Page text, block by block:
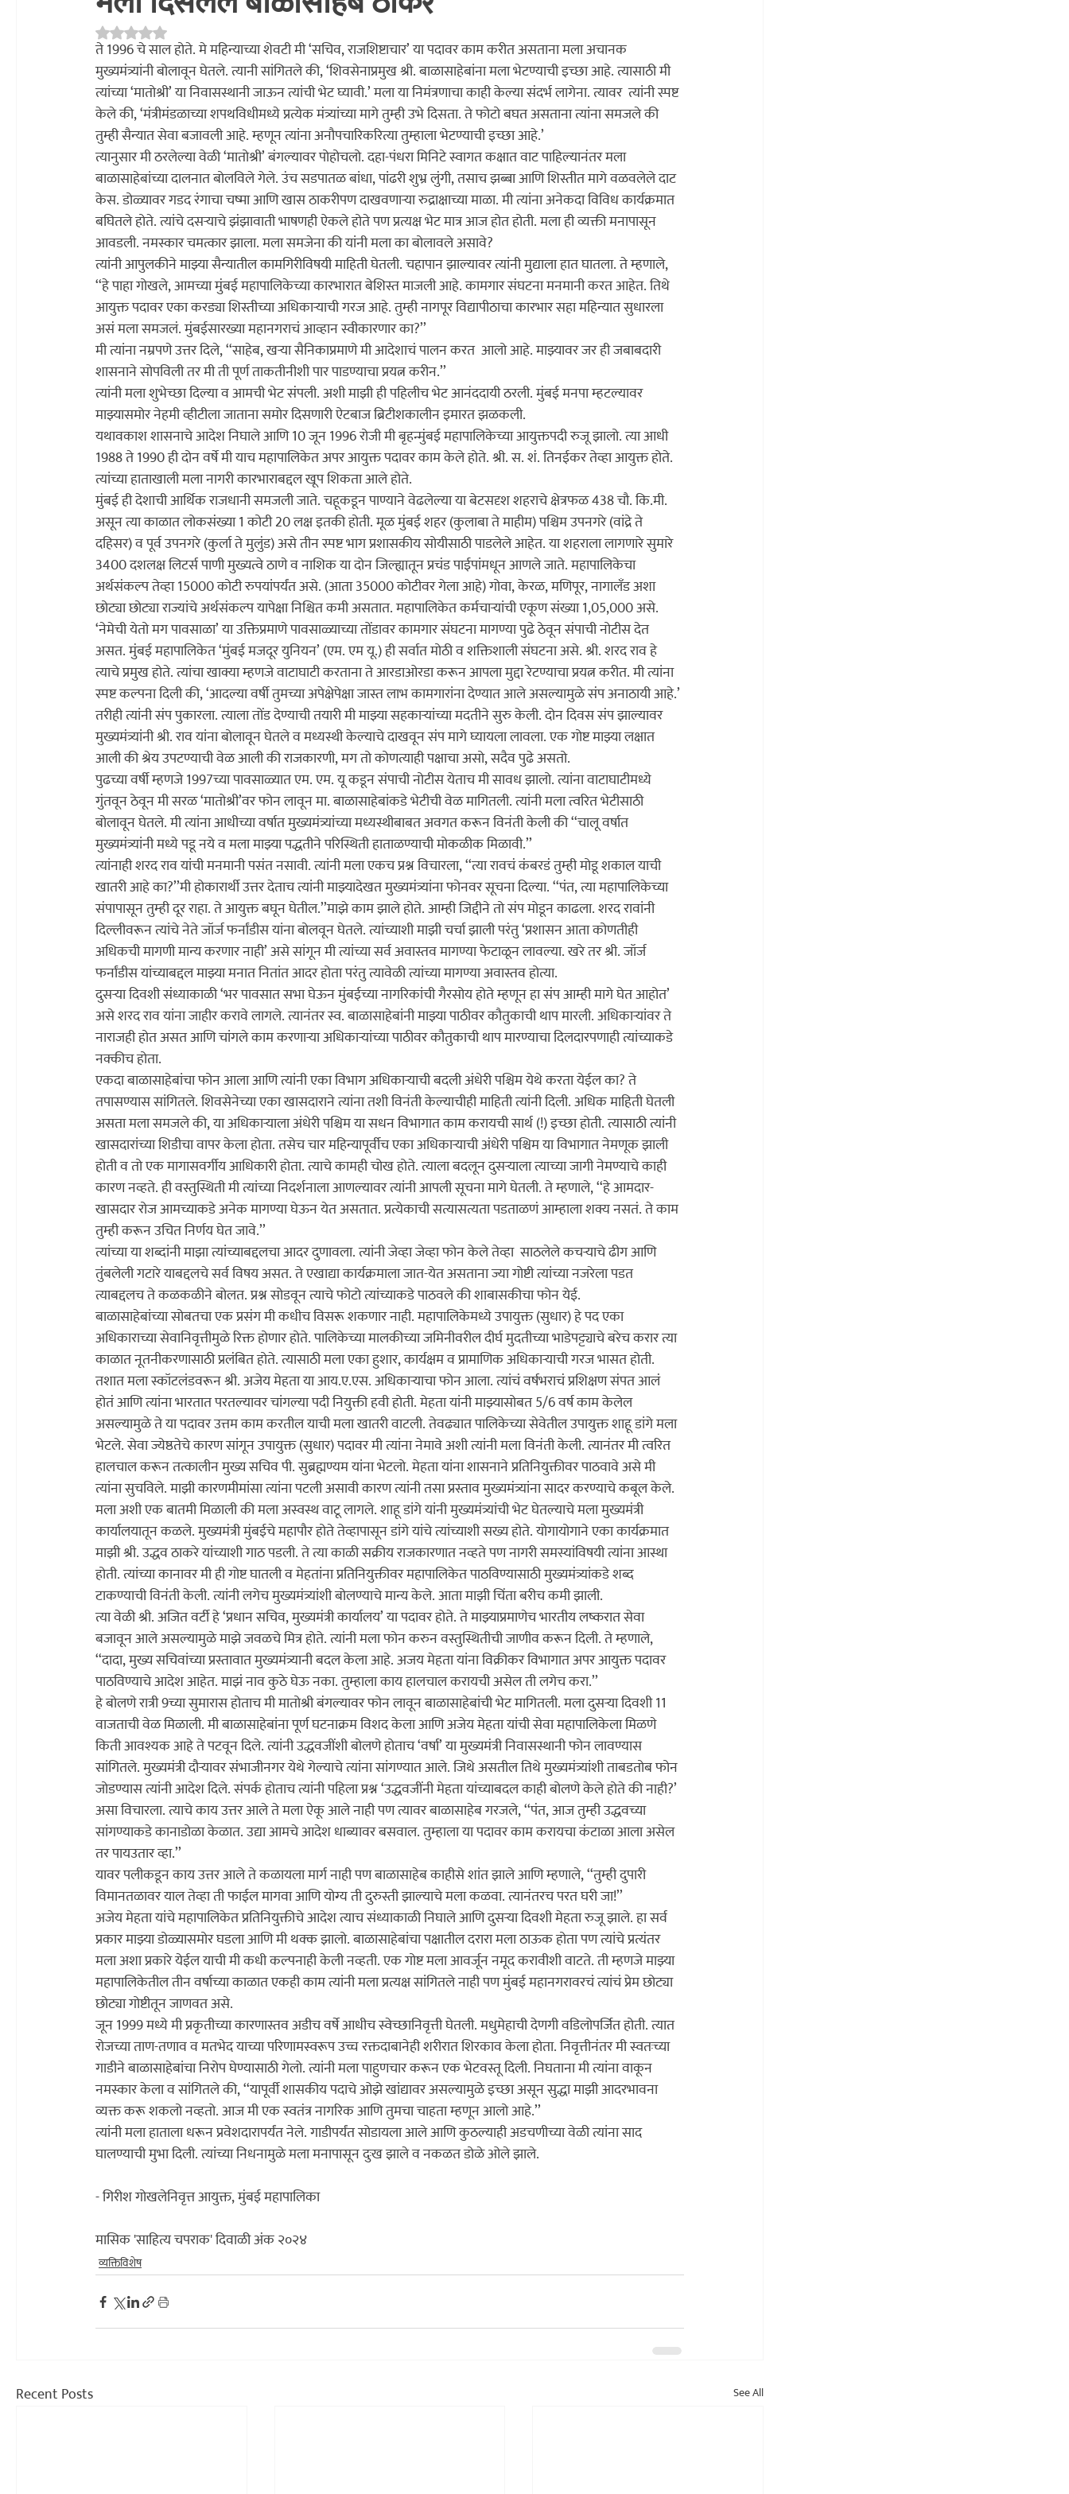
प्रकाशन साहित्य चपराक संशोधन सांस्कृतिक घनश्याम पाटील लेखमाला
Rated NaN out of 5 stars.
ते 1996 चे साल होते. मे महिन्याच्या शेवटी मी ‘सचिव, राजशिष्टाचार’ या पदावर काम करीत असताना मला अचानक
मुख्यमंत्र्यांनी बोलावून घेतले. त्यानी सांगितले की, ‘शिवसेनाप्रमुख श्री. बाळासाहेबांना मला भेटण्याची इच्छा आहे. त्यासाठी मी
त्यांच्या ‘मातोश्री’ या निवासस्थानी जाऊन त्यांची भेट घ्यावी.’ मला या निमंत्रणाचा काही केल्या संदर्भ लागेना. त्यावर  त्यांनी स्पष्ट
केले की, ‘मंत्रीमंडळाच्या शपथविधीमध्ये प्रत्येक मंत्र्यांच्या मागे तुम्ही उभे दिसता. ते फोटो बघत असताना त्यांना समजले की
तुम्ही सैन्यात सेवा बजावली आहे. म्हणून त्यांना अनौपचारिकरित्या तुम्हाला भेटण्याची इच्छा आहे.’
त्यानुसार मी ठरलेल्या वेळी ‘मातोश्री’ बंगल्यावर पोहोचलो. दहा-पंधरा मिनिटे स्वागत कक्षात वाट पाहिल्यानंतर मला
बाळासाहेबांच्या दालनात बोलविले गेले. उंच सडपातळ बांधा, पांढरी शुभ्र लुंगी, तसाच झब्बा आणि शिस्तीत मागे वळवलेले दाट
केस. डोळ्यावर गडद रंगाचा चष्मा आणि खास ठाकरीपण दाखवणार्‍या रुद्राक्षाच्या माळा. मी त्यांना अनेकदा विविध कार्यक्रमात
बघितले होते. त्यांचे दसर्‍याचे झंझावाती भाषणही ऐकले होते पण प्रत्यक्ष भेट मात्र आज होत होती. मला ही व्यक्ती मनापासून
आवडली. नमस्कार चमत्कार झाला. मला समजेना की यांनी मला का बोलावले असावे?
त्यांनी आपुलकीने माझ्या सैन्यातील कामगिरीविषयी माहिती घेतली. चहापान झाल्यावर त्यांनी मुद्याला हात घातला. ते म्हणाले,
‘‘हे पाहा गोखले, आमच्या मुंबई महापालिकेच्या कारभारात बेशिस्त माजली आहे. कामगार संघटना मनमानी करत आहेत. तिथे
आयुक्त पदावर एका करड्या शिस्तीच्या अधिकार्‍याची गरज आहे. तुम्ही नागपूर विद्यापीठाचा कारभार सहा महिन्यात सुधारला
असं मला समजलं. मुंबईसारख्या महानगराचं आव्हान स्वीकारणार का?’’
मी त्यांना नम्रपणे उत्तर दिले, ‘‘साहेब, खर्‍या सैनिकाप्रमाणे मी आदेशाचं पालन करत  आलो आहे. माझ्यावर जर ही जबाबदारी
शासनाने सोपविली तर मी ती पूर्ण ताकतीनीशी पार पाडण्याचा प्रयत्न करीन.’’
त्यांनी मला शुभेच्छा दिल्या व आमची भेट संपली. अशी माझी ही पहिलीच भेट आनंददायी ठरली. मुंबई मनपा म्हटल्यावर
माझ्यासमोर नेहमी व्हीटीला जाताना समोर दिसणारी ऐटबाज ब्रिटीशकालीन इमारत झळकली.
यथावकाश शासनाचे आदेश निघाले आणि 10 जून 1996 रोजी मी बृहन्मुंबई महापालिकेच्या आयुक्तपदी रुजू झालो. त्या आधी
1988 ते 1990 ही दोन वर्षे मी याच महापालिकेत अपर आयुक्त पदावर काम केले होते. श्री. स. शं. तिनईकर तेव्हा आयुक्त होते.
त्यांच्या हाताखाली मला नागरी कारभाराबद्दल खूप शिकता आले होते.
मुंबई ही देशाची आर्थिक राजधानी समजली जाते. चहूकडून पाण्याने वेढलेल्या या बेटसदृश शहराचे क्षेत्रफळ 438 चौ. कि.मी.
असून त्या काळात लोकसंख्या 1 कोटी 20 लक्ष इतकी होती. मूळ मुंबई शहर (कुलाबा ते माहीम) पश्चिम उपनगरे (वांद्रे ते
दहिसर) व पूर्व उपनगरे (कुर्ला ते मुलुंड) असे तीन स्पष्ट भाग प्रशासकीय सोयीसाठी पाडलेले आहेत. या शहराला लागणारे सुमारे
3400 दशलक्ष लिटर्स पाणी मुख्यत्वे ठाणे व नाशिक या दोन जिल्ह्यातून प्रचंड पाईपांमधून आणले जाते. महापालिकेचा
अर्थसंकल्प तेव्हा 15000 कोटी रुपयांपर्यंत असे. (आता 35000 कोटीवर गेला आहे) गोवा, केरळ, मणिपूर, नागालँड अशा
छोट्या छोट्या राज्यांचे अर्थसंकल्प यापेक्षा निश्चित कमी असतात. महापालिकेत कर्मचार्‍यांची एकूण संख्या 1,05,000 असे.
‘नेमेची येतो मग पावसाळा’ या उक्तिप्रमाणे पावसाळ्याच्या तोंडावर कामगार संघटना मागण्या पुढे ठेवून संपाची नोटीस देत
असत. मुंबई महापालिकेत ‘मुंबई मजदूर युनियन’ (एम. एम यू.) ही सर्वात मोठी व शक्तिशाली संघटना असे. श्री. शरद राव हे
त्याचे प्रमुख होते. त्यांचा खाक्या म्हणजे वाटाघाटी करताना ते आरडाओरडा करून आपला मुद्दा रेटण्याचा प्रयत्न करीत. मी त्यांना
स्पष्ट कल्पना दिली की, ‘आदल्या वर्षी तुमच्या अपेक्षेपेक्षा जास्त लाभ कामगारांना देण्यात आले असल्यामुळे संप अनाठायी आहे.’
तरीही त्यांनी संप पुकारला. त्याला तोंड देण्याची तयारी मी माझ्या सहकार्‍यांच्या मदतीने सुरु केली. दोन दिवस संप झाल्यावर
मुख्यमंत्र्यांनी श्री. राव यांना बोलावून घेतले व मध्यस्थी केल्याचे दाखवून संप मागे घ्यायला लावला. एक गोष्ट माझ्या लक्षात
आली की श्रेय उपटण्याची वेळ आली की राजकारणी, मग तो कोणत्याही पक्षाचा असो, सदैव पुढे असतो.
पुढच्या वर्षी म्हणजे 1997च्या पावसाळ्यात एम. एम. यू कडून संपाची नोटीस येताच मी सावध झालो. त्यांना वाटाघाटीमध्ये
गुंतवून ठेवून मी सरळ ‘मातोश्री’वर फोन लावून मा. बाळासाहेबांकडे भेटीची वेळ मागितली. त्यांनी मला त्वरित भेटीसाठी
बोलावून घेतले. मी त्यांना आधीच्या वर्षात मुख्यमंत्र्यांच्या मध्यस्थीबाबत अवगत करून विनंती केली की ‘‘चालू वर्षात
त्यांनाही शरद राव यांची मनमानी पसंत नसावी. त्यांनी मला एकच प्रश्न विचारला, ‘‘त्या रावचं कंबरडं तुम्ही मोडू शकाल याची
खातरी आहे का?’’मी होकारार्थी उत्तर देताच त्यांनी माझ्यादेखत मुख्यमंत्र्यांना फोनवर सूचना दिल्या. ‘‘पंत, त्या महापालिकेच्या
संपापासून तुम्ही दूर राहा. ते आयुक्त बघून घेतील.’’माझे काम झाले होते. आम्ही जिद्दीने तो संप मोडून काढला. शरद रावांनी
दिल्लीवरून त्यांचे नेते जॉर्ज फर्नांडीस यांना बोलवून घेतले. त्यांच्याशी माझी चर्चा झाली परंतु ‘प्रशासन आता कोणतीही
अधिकची मागणी मान्य करणार नाही’ असे सांगून मी त्यांच्या सर्व अवास्तव मागण्या फेटाळून लावल्या. खरे तर श्री. जॉर्ज
फर्नांडीस यांच्याबद्दल माझ्या मनात नितांत आदर होता परंतु त्यावेळी त्यांच्या मागण्या अवास्तव होत्या.
दुसर्‍या दिवशी संध्याकाळी ‘भर पावसात सभा घेऊन मुंबईच्या नागरिकांची गैरसोय होते म्हणून हा संप आम्ही मागे घेत आहोत’
असे शरद राव यांना जाहीर करावे लागले. त्यानंतर स्व. बाळासाहेबांनी माझ्या पाठीवर कौतुकाची थाप मारली. अधिकार्‍यांवर ते
नाराजही होत असत आणि चांगले काम करणार्‍या अधिकार्‍यांच्या पाठीवर कौतुकाची थाप मारण्याचा दिलदारपणाही त्यांच्याकडे
नक्कीच होता.
एकदा बाळासाहेबांचा फोन आला आणि त्यांनी एका विभाग अधिकार्‍याची बदली अंधेरी पश्चिम येथे करता येईल का? ते
तपासण्यास सांगितले. शिवसेनेच्या एका खासदाराने त्यांना तशी विनंती केल्याचीही माहिती त्यांनी दिली. अधिक माहिती घेतली
असता मला समजले की, या अधिकार्‍याला अंधेरी पश्चिम या सधन विभागात काम करायची सार्थ (!) इच्छा होती. त्यासाठी त्यांनी
खासदारांच्या शिडीचा वापर केला होता. तसेच चार महिन्यापूर्वीच एका अधिकार्‍याची अंधेरी पश्चिम या विभागात नेमणूक झाली
होती व तो एक मागासवर्गीय आधिकारी होता. त्याचे कामही चोख होते. त्याला बदलून दुसर्‍याला त्याच्या जागी नेमण्याचे काही
कारण नव्हते. ही वस्तुस्थिती मी त्यांच्या निदर्शनाला आणल्यावर त्यांनी आपली सूचना मागे घेतली. ते म्हणाले, ‘‘हे आमदार-
खासदार रोज आमच्याकडे अनेक मागण्या घेऊन येत असतात. प्रत्येकाची सत्यासत्यता पडताळणं आम्हाला शक्य नसतं. ते काम
तुम्ही करून उचित निर्णय घेत जावे.’’
त्यांच्या या शब्दांनी माझा त्यांच्याबद्दलचा आदर दुणावला. त्यांनी जेव्हा जेव्हा फोन केले तेव्हा  साठलेले कचर्‍याचे ढीग आणि
तुंबलेली गटारे याबद्दलचे सर्व विषय असत. ते एखाद्या कार्यक्रमाला जात-येत असताना ज्या गोष्टी त्यांच्या नजरेला पडत
त्याबद्दलच ते कळकळीने बोलत. प्रश्न सोडवून त्याचे फोटो त्यांच्याकडे पाठवले की शाबासकीचा फोन येई.
बाळासाहेबांच्या सोबतचा एक प्रसंग मी कधीच विसरू शकणार नाही. महापालिकेमध्ये उपायुक्त (सुधार) हे पद एका
अधिकाराच्या सेवानिवृत्तीमुळे रिक्त होणार होते. पालिकेच्या मालकीच्या जमिनीवरील दीर्घ मुदतीच्या भाडेपट्ट्याचे बरेच करार त्या
काळात नूतनीकरणासाठी प्रलंबित होते. त्यासाठी मला एका हुशार, कार्यक्षम व प्रामाणिक अधिकार्‍याची गरज भासत होती.
तशात मला स्कॉटलंडवरून श्री. अजेय मेहता या आय.ए.एस. अधिकार्‍याचा फोन आला. त्यांचं वर्षभराचं प्रशिक्षण संपत आलं
होतं आणि त्यांना भारतात परतल्यावर चांगल्या पदी नियुक्ती हवी होती. मेहता यांनी माझ्यासोबत 5/6 वर्ष काम केलेल
असल्यामुळे ते या पदावर उत्तम काम करतील याची मला खातरी वाटली. तेवढ्यात पालिकेच्या सेवेतील उपायुक्त शाहू डांगे मला
भेटले. सेवा ज्येष्ठतेचे कारण सांगून उपायुक्त (सुधार) पदावर मी त्यांना नेमावे अशी त्यांनी मला विनंती केली. त्यानंतर मी त्वरित
हालचाल करून तत्कालीन मुख्य सचिव पी. सुब्रह्मण्यम यांना भेटलो. मेहता यांना शासनाने प्रतिनियुक्तीवर पाठवावे असे मी
त्यांना सुचविले. माझी कारणमीमांसा त्यांना पटली असावी कारण त्यांनी तसा प्रस्ताव मुख्यमंत्र्यांना सादर करण्याचे कबूल केले.
मला अशी एक बातमी मिळाली की मला अस्वस्थ वाटू लागले. शाहू डांगे यांनी मुख्यमंत्र्यांची भेट घेतल्याचे मला मुख्यमंत्री
कार्यालयातून कळले. मुख्यमंत्री मुंबईचे महापौर होते तेव्हापासून डांगे यांचे त्यांच्याशी सख्य होते. योगायोगाने एका कार्यक्रमात
माझी श्री. उद्धव ठाकरे यांच्याशी गाठ पडली. ते त्या काळी सक्रीय राजकारणात नव्हते पण नागरी समस्यांविषयी त्यांना आस्था
होती. त्यांच्या कानावर मी ही गोष्ट घातली व मेहतांना प्रतिनियुक्तीवर महापालिकेत पाठविण्यासाठी मुख्यमंत्र्यांकडे शब्द
टाकण्याची विनंती केली. त्यांनी लगेच मुख्यमंत्र्यांशी बोलण्याचे मान्य केले. आता माझी चिंता बरीच कमी झाली.
त्या वेळी श्री. अजित वर्टी हे ‘प्रधान सचिव, मुख्यमंत्री कार्यालय’ या पदावर होते. ते माझ्याप्रमाणेच भारतीय लष्करात सेवा
बजावून आले असल्यामुळे माझे जवळचे मित्र होते. त्यांनी मला फोन करुन वस्तुस्थितीची जाणीव करून दिली. ते म्हणाले,
‘‘दादा, मुख्य सचिवांच्या प्रस्तावात मुख्यमंत्र्यानी बदल केला आहे. अजय मेहता यांना विक्रीकर विभागात अपर आयुक्त पदावर
पाठविण्याचे आदेश आहेत. माझं नाव कुठे घेऊ नका. तुम्हाला काय हालचाल करायची असेल ती लगेच करा.’’
हे बोलणे रात्री 9च्या सुमारास होताच मी मातोश्री बंगल्यावर फोन लावून बाळासाहेबांची भेट मागितली. मला दुसर्‍या दिवशी 11
वाजताची वेळ मिळाली. मी बाळासाहेबांना पूर्ण घटनाक्रम विशद केला आणि अजेय मेहता यांची सेवा महापालिकेला मिळणे
किती आवश्यक आहे ते पटवून दिले. त्यांनी उद्धवजींशी बोलणे होताच ‘वर्षा’ या मुख्यमंत्री निवासस्थानी फोन लावण्यास
सांगितले. मुख्यमंत्री दौर्‍यावर संभाजीनगर येथे गेल्याचे त्यांना सांगण्यात आले. जिथे असतील तिथे मुख्यमंत्र्यांशी ताबडतोब फोन
जोडण्यास त्यांनी आदेश दिले. संपर्क होताच त्यांनी पहिला प्रश्न ‘उद्धवजींनी मेहता यांच्याबदल काही बोलणे केले होते की नाही?’
असा विचारला. त्याचे काय उत्तर आले ते मला ऐकू आले नाही पण त्यावर बाळासाहेब गरजले, ‘‘पंत, आज तुम्ही उद्धवच्या
सांगण्याकडे कानाडोळा केळात. उद्या आमचे आदेश धाब्यावर बसवाल. तुम्हाला या पदावर काम करायचा कंटाळा आला असेल
तर पायउतार व्हा.’’
यावर पलीकडून काय उत्तर आले ते कळायला मार्ग नाही पण बाळासाहेब काहीसे शांत झाले आणि म्हणाले, ‘‘तुम्ही दुपारी
विमानतळावर याल तेव्हा ती फाईल मागवा आणि योग्य ती दुरुस्ती झाल्याचे मला कळवा. त्यानंतरच परत घरी जा!’’
अजेय मेहता यांचे महापालिकेत प्रतिनियुक्तीचे आदेश त्याच संध्याकाळी निघाले आणि दुसर्‍या दिवशी मेहता रुजू झाले. हा सर्व
प्रकार माझ्या डोळ्यासमोर घडला आणि मी थक्क झालो. बाळासाहेबांचा पक्षातील दरारा मला ठाऊक होता पण त्यांचे प्रत्यंतर
मला अशा प्रकारे येईल याची मी कधी कल्पनाही केली नव्हती. एक गोष्ट मला आवर्जून नमूद करावीशी वाटते. ती म्हणजे माझ्या
महापालिकेतील तीन वर्षाच्या काळात एकही काम त्यांनी मला प्रत्यक्ष सांगितले नाही पण मुंबई महानगरावरचं त्यांचं प्रेम छोट्या
छोट्या गोष्टीतून जाणवत असे.
जून 1999 मध्ये मी प्रकृतीच्या कारणास्तव अडीच वर्षे आधीच स्वेच्छानिवृत्ती घेतली. मधुमेहाची देणगी वडिलोपर्जित होती. त्यात
रोजच्या ताण-तणाव व मतभेद याच्या परिणामस्वरूप उच्च रक्तदाबानेही शरीरात शिरकाव केला होता. निवृत्तीनंतर मी स्वतःच्या
गाडीने बाळासाहेबांचा निरोप घेण्यासाठी गेलो. त्यांनी मला पाहुणचार करून एक भेटवस्तू दिली. निघताना मी त्यांना वाकून
नमस्कार केला व सांगितले की, ‘‘यापूर्वी शासकीय पदाचे ओझे खांद्यावर असल्यामुळे इच्छा असून सुद्धा माझी आदरभावना
व्यक्त करू शकलो नव्हतो. आज मी एक स्वतंत्र नागरिक आणि तुमचा चाहता म्हणून आलो आहे.’’
त्यांनी मला हाताला धरून प्रवेशदारापर्यंत नेले. गाडीपर्यंत सोडायला आले आणि कुठल्याही अडचणीच्या वेळी त्यांना साद
घालण्याची मुभा दिली. त्यांच्या निधनामुळे मला मनापासून दुःख झाले व नकळत डोळे ओले झाले.
- गिरीश गोखलेनिवृत्त आयुक्त, मुंबई महापालिका
मासिक 'साहित्य चपराक' दिवाळी अंक २०२४
व्यक्तिविशेष
Recent Posts See All